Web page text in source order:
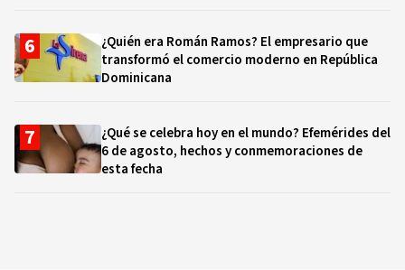
¿Quién era Román Ramos? El empresario que
transformó el comercio moderno en República
Dominicana
¿Qué se celebra hoy en el mundo? Efemérides del
6 de agosto, hechos y conmemoraciones de
esta fecha